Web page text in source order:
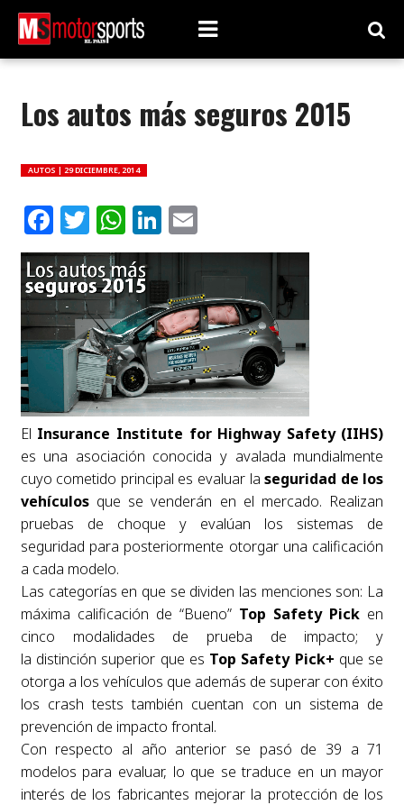
Los autos más seguros 2015
AUTOS | 29 DICIEMBRE, 2014
Facebook
Twitter
WhatsApp
LinkedIn
Email
El Insurance Institute for Highway Safety (IIHS)
es una asociación conocida y avalada mundialmente
cuyo cometido principal es evaluar laseguridad de los
vehículosque se venderán en el mercado. Realizan
pruebas de choque y evalúan los sistemas de
seguridad para posteriormente otorgar una calificación
a cada modelo.
Las categorías en que se dividen las menciones son: La
máxima calificación de “Bueno” Top Safety Pick en
cinco modalidades de prueba de impacto; y
la distinción superior que es Top Safety Pick+ que se
otorga a los vehículos que además de superar con éxito
los crash tests también cuentan con un sistema de
prevención de impacto frontal.
Con respecto al año anterior se pasó de 39 a 71
modelos para evaluar, lo que se traduce en un mayor
interés de los fabricantes mejorar la protección de los